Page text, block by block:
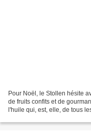
Pour Noël, le Stollen hésite
de fruits confits et de
l'huile qui, est, elle, de tous